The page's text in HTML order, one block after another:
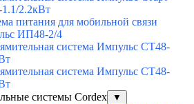
2.2кВт
питания для мобильной связи
ИП48-2/4
система Импульс СТ48-
система Импульс СТ48-
системы Cordex
▼